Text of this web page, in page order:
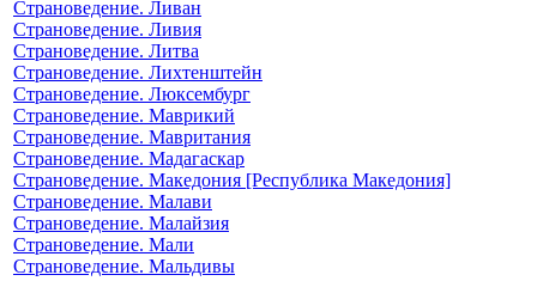
Страноведение. Ливан
Страноведение. Ливия
Страноведение. Литва
Страноведение. Лихтенштейн
Страноведение. Люксембург
Страноведение. Маврикий
Страноведение. Мавритания
Страноведение. Мадагаскар
Страноведение. Македония [Республика Македония]
Страноведение. Малави
Страноведение. Малайзия
Страноведение. Мали
Страноведение. Мальдивы